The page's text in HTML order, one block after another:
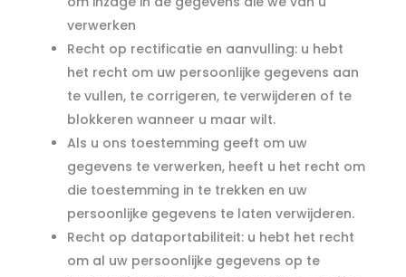
verwerken
Recht op rectificatie en aanvulling: u hebt
het recht om uw persoonlijke gegevens aan
te vullen, te corrigeren, te verwijderen of te
blokkeren wanneer u maar wilt.
Als u ons toestemming geeft om uw
gegevens te verwerken, heeft u het recht om
die toestemming in te trekken en uw
persoonlijke gegevens te laten verwijderen.
Recht op dataportabiliteit: u hebt het recht
om al uw persoonlijke gegevens op te